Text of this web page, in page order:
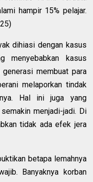
hampir 15% pelajar.
dihiasi dengan kasus
menyebabkan kasus
membuat para
melaporkan tindak
Hal ini juga yang
menjadi-jadi. Di
tidak ada efek jera
betapa lemahnya
Banyaknya korban